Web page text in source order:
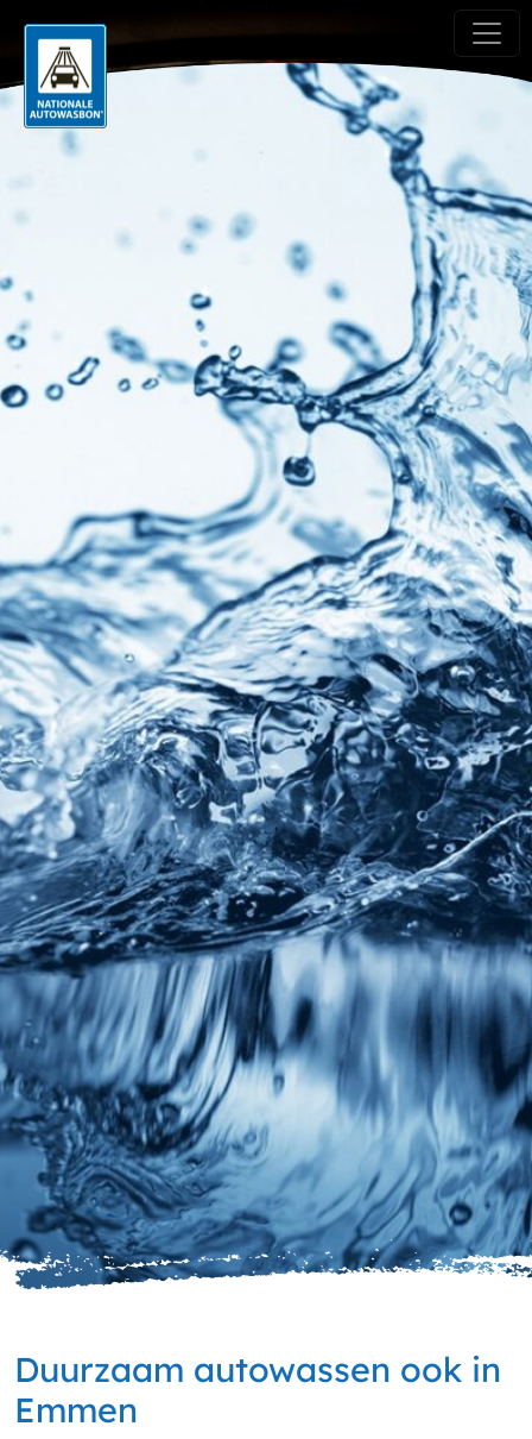
Duurzaam autowassen ook in
Emmen